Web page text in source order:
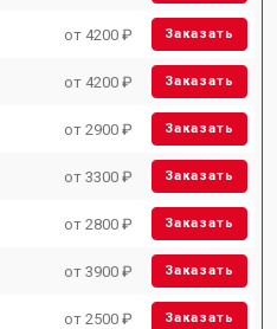
от 4200 ₽ Заказать
от 4200 ₽ Заказать
от 2900 ₽ Заказать
от 3300 ₽ Заказать
от 2800 ₽ Заказать
от 3900 ₽ Заказать
от 2500 ₽ Заказать